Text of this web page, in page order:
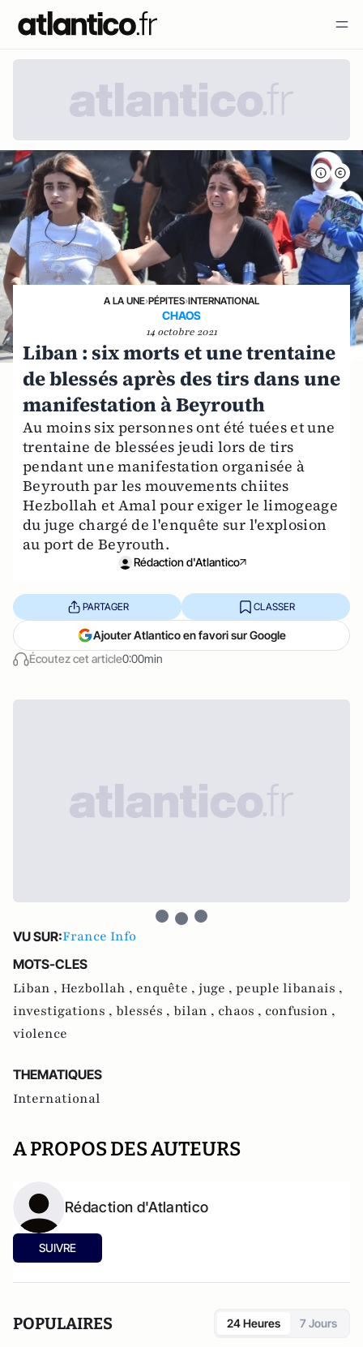
A LA UNE›PÉPITES›INTERNATIONAL
CHAOS
14 octobre 2021
Liban : six morts et une trentaine
de blessés après des tirs dans une
manifestation à Beyrouth
Au moins six personnes ont été tuées et une
trentaine de blessées jeudi lors de tirs
pendant une manifestation organisée à
Beyrouth par les mouvements chiites
Hezbollah et Amal pour exiger le limogeage
du juge chargé de l'enquête sur l'explosion
au port de Beyrouth.
Rédaction d'Atlantico
Écoutez cet article0:00min
PARTAGER CLASSER
Ajouter Atlantico en favori sur Google
VU SUR:France Info
MOTS-CLES
Liban , Hezbollah , enquête , juge , peuple libanais ,
investigations , blessés , bilan , chaos , confusion ,
violence
THEMATIQUES
International
A PROPOS DES AUTEURS
Rédaction d'Atlantico
SUIVRE
POPULAIRES 24 Heures 7 Jours